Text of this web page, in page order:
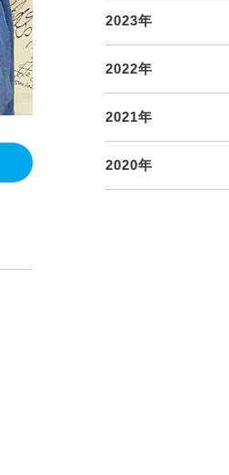
2023年
2022年
2021年
2020年